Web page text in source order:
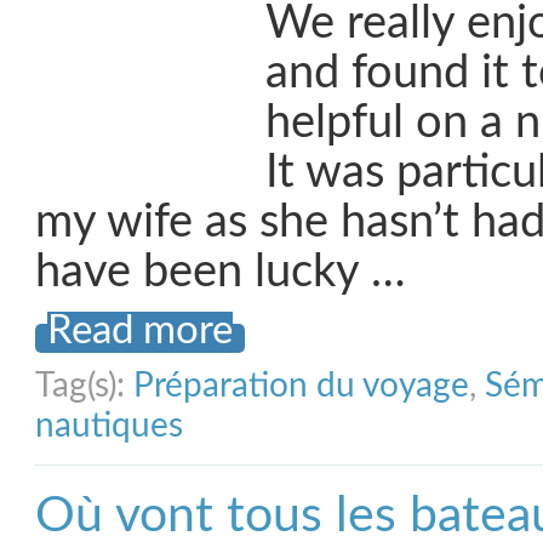
We really
and found it
helpful on a
It was
my wife as she hasn’t
have been lucky …
Read more
Tag(s): Préparation du voyage,
nautiques
Où vont tous les